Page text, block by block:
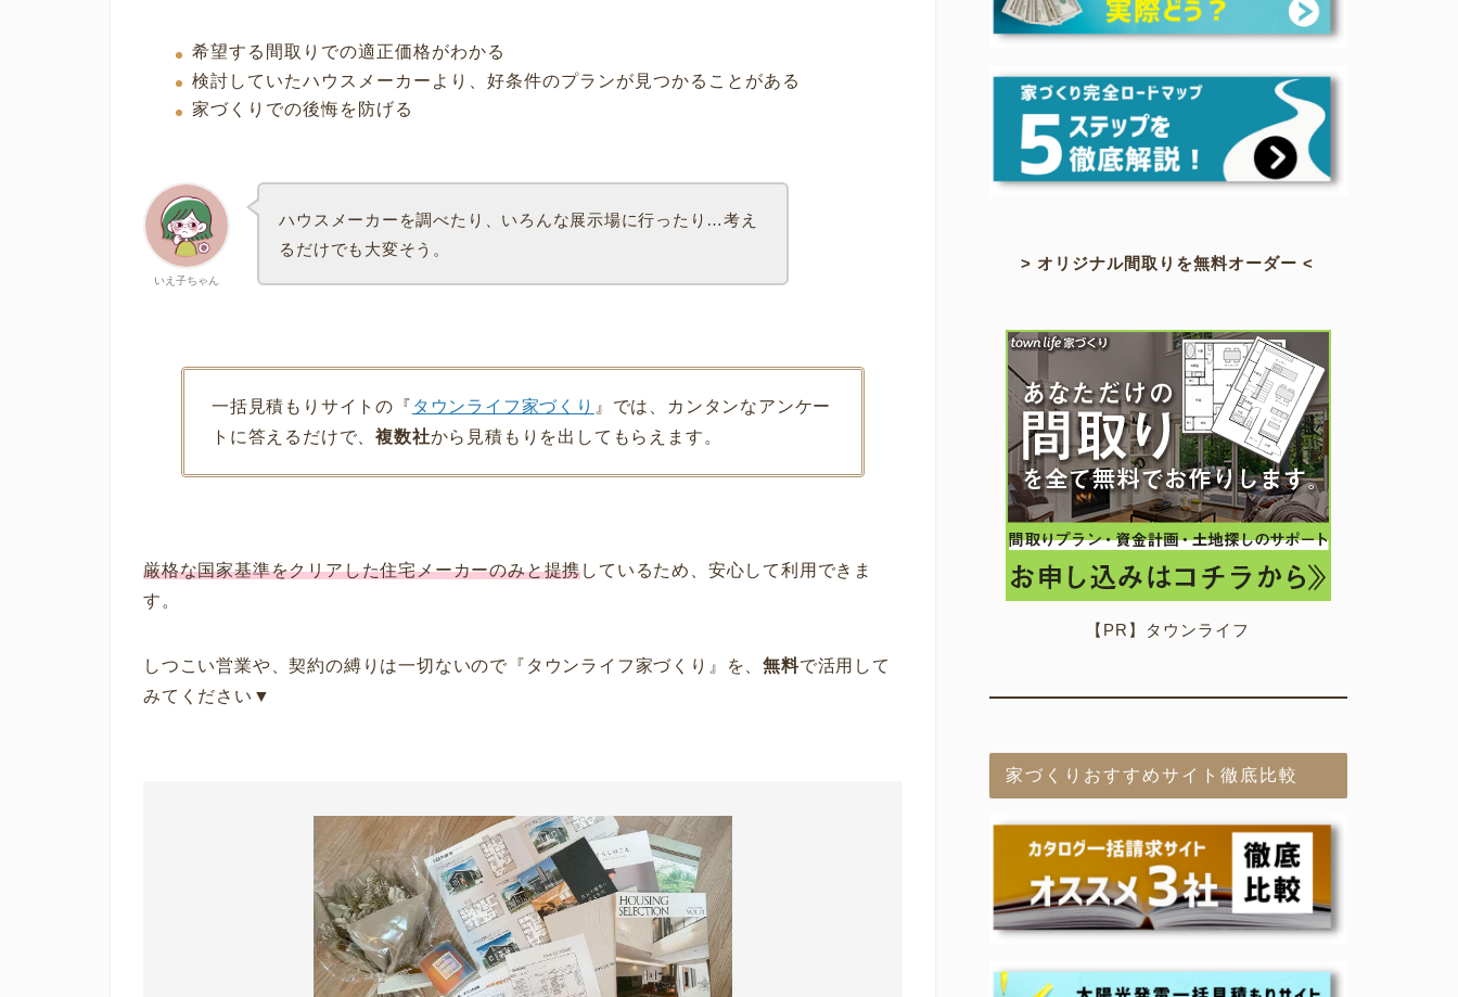
希望する間取りでの適正価格がわかる
検討していたハウスメーカーより、好条件のプランが見つかることがある
家づくりでの後悔を防げる
いえ子ちゃん
ハウスメーカーを調べたり、いろんな展示場に行ったり…考え
るだけでも大変そう。
一括見積もりサイトの『 タウンライフ家づくり 』では、カンタンなアンケー
トに答えるだけで、複数社から見積もりを出してもらえます。
厳格な国家基準をクリアした住宅メーカーのみと提携しているため、安心して利用できま
す。
しつこい営業や、契約の縛りは一切ないので『タウンライフ家づくり』を、無料で活用して
みてください▼
> オリジナル間取りを無料オーダー <
【PR】タウンライフ
家づくりおすすめサイト徹底比較